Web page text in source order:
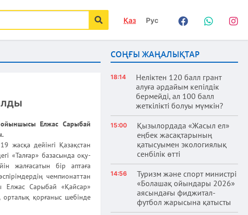
іздеу
Қаз
Рус
Елжас Сарыбай
жасқа дейінгі Қазақстан
«Талғар» базасында оқу-
жалғасатын бір аптаға
чемпионаттан
Елжас Сарыбай «Қайсар»
қорғаныс шебінде
СОҢҒЫ ЖАҢАЛЫҚТАР
18:14
Неліктен 120 балл грант
алуға әрдайым кепілдік
бермейді, ал 100 балл
жеткілікті болуы мүмкін?
15:00
Қызылордада «Жасыл ел»
еңбек жасақтарының
қатысуымен экологиялық
сенбілік өтті
14:56
Туризм және спорт министрі
«Болашақ ойындары 2026»
аясындағы фиджитал-
футбол жарысына қатысты